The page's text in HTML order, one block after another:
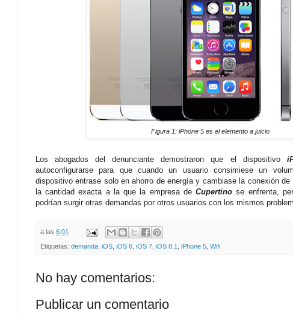
Figura 1: iPhone 5 es el elemento a juicio
Los abogados del denunciante demostraron que el dispositivo
autoconfigurarse para que cuando un usuario consimiese un
dispositivo entrase solo en ahorro de energía y cambiase la conexión de
la cantidad exacta a la que la empresa deCupertinose enfrenta,
podrían surgir otras demandas por otros usuarios con los mismos
a las 6:01
Etiquetas: demanda, iOS, iOS 6, iOS 7, iOS 8.1, iPhone 5, Wifi
No hay comentarios:
Publicar un comentario